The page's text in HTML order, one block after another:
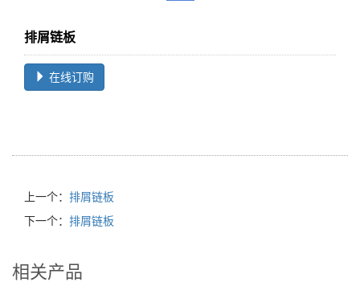
排屑链板
在线订购
上一个： 排屑链板
下一个： 排屑链板
相关产品